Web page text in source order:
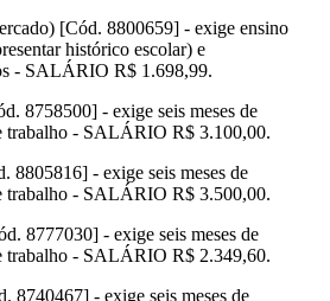
[Cód. 8800659] - exige ensino
histórico escolar) e
- SALÁRIO R$ 1.698,99.
8758500] - exige seis meses de
trabalho - SALÁRIO R$ 3.100,00.
8805816] - exige seis meses de
trabalho - SALÁRIO R$ 3.500,00.
8777030] - exige seis meses de
trabalho - SALÁRIO R$ 2.349,60.
8740467] - exige seis meses de